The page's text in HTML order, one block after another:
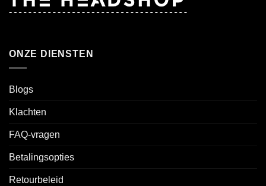
ONZE DIENSTEN
Blogs
Klachten
FAQ-vragen
Betalingsopties
Retourbeleid